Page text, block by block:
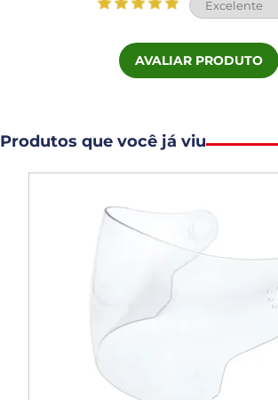
AVALIAR PRODUTO
Produtos que você já viu